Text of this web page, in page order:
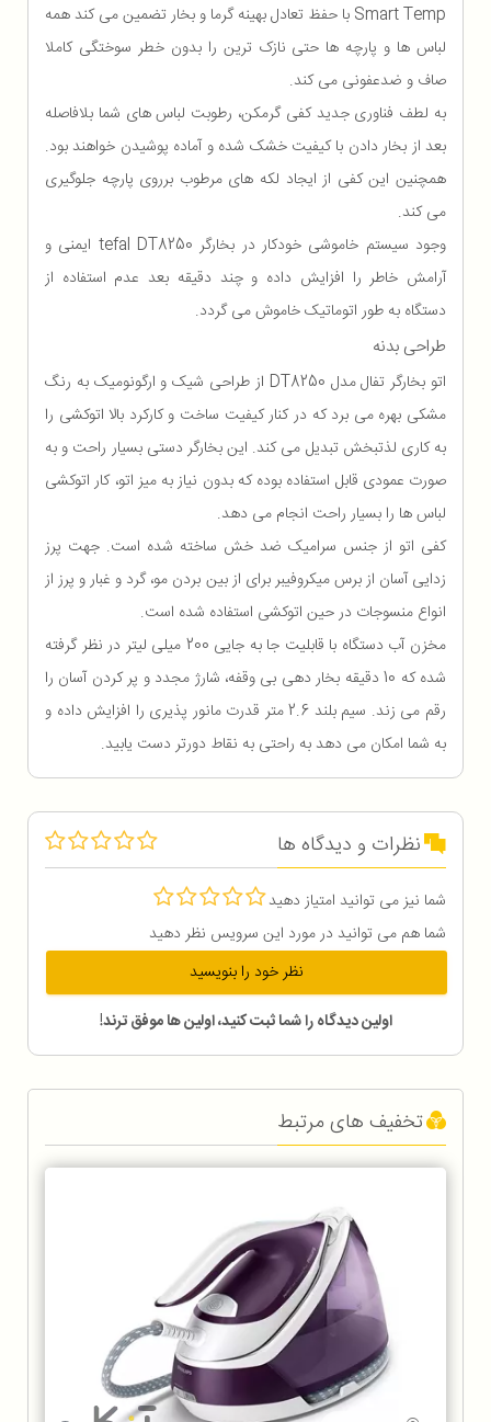
Smart Temp با حفظ تعادل بهینه گرما و بخار تضمین می کند همه
لباس ‌ها و پارچه ها حتی نازک ترین را بدون خطر سوختگی کاملا
صاف و ضدعفونی می کند.
به لطف فناوری جدید کفی گرمکن، رطوبت لباس‌ های شما بلافاصله
بعد از بخار دادن با کیفیت خشک شده و آماده پوشیدن خواهند بود.
همچنین این کفی از ایجاد لکه‌ های مرطوب برروی پارچه جلوگیری
می کند.
وجود سیستم خاموشی خودکار در بخارگر tefal DT8250 ایمنی و
آرامش خاطر را افزایش داده و چند دقیقه بعد عدم استفاده از
دستگاه به طور اتوماتیک خاموش می گردد.
طراحی بدنه
اتو بخارگر تفال مدل DT8250 از طراحی شیک و ارگونومیک به رنگ
مشکی بهره می برد که در کنار کیفیت ساخت و کارکرد بالا اتوکشی را
به کاری لذتبخش تبدیل می کند. این بخارگر دستی بسیار راحت و به
صورت عمودی قابل استفاده بوده که بدون نیاز به میز اتو، کار اتوکشی
لباس ها را بسیار راحت انجام می دهد.
کفی اتو از جنس سرامیک ضد خش ساخته شده است. جهت پرز
زدایی آسان از برس میکروفیبر برای از بین بردن مو، گرد و غبار و پرز از
انواع منسوجات در حین اتوکشی استفاده شده است.
مخزن آب دستگاه با قابلیت جا به جایی 200 میلی لیتر در نظر گرفته
شده که 10 دقیقه بخار دهی بی وقفه، شارژ مجدد و پر کردن آسان را
رقم می زند. سیم بلند 2.6 متر قدرت مانور پذیری را افزایش داده و
به شما امکان می دهد به راحتی به نقاط دورتر دست یابید.
نظرات و دیدگاه ها
شما نیز می توانید امتیاز دهید
شما هم می توانید در مورد این سرویس نظر دهید
نظر خود را بنویسید
اولین دیدگاه را شما ثبت کنید، اولین ها موفق ترند!
تخفیف های مرتبط